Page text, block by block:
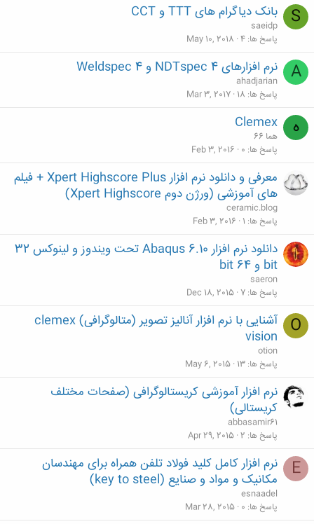
S بانک دیاگرام های TTT و CCT
saeidp
پاسخ ها 4
May 10, 2018
A نرم افزارهای NDTspec 4 و Weldspec 4
ahadjarian
پاسخ ها 18
Mar 3, 2017
ه Clemex
هما 66
پاسخ ها 0
Feb 3, 2016
معرفی و دانلود نرم افزار Xpert Highscore Plus + فیلم
های آموزشی (ورژن دوم Xpert Highscore)
ceramic.blog
پاسخ ها 1
Feb 3, 2016
دانلود نرم افزار Abaqus 6.10 تحت ویندوز و لینوکس 32
bit و 64 bit
saeron
پاسخ ها 7
Dec 18, 2015
O
آشنایی با نرم افزار آنالیز تصویر (متالوگرافی) clemex
vision
otion
پاسخ ها 13
May 6, 2015
نرم افزار آموزشی کریستالوگرافی (صفحات مختلف
کریستالی)
abbasamir61
پاسخ ها 2
Apr 29, 2015
E
نرم افزار کامل کلید فولاد تلفن همراه برای مهندسان
مکانیک و مواد و صنایع (key to steel)
esnaadel
پاسخ ها 0
Mar 28, 2015